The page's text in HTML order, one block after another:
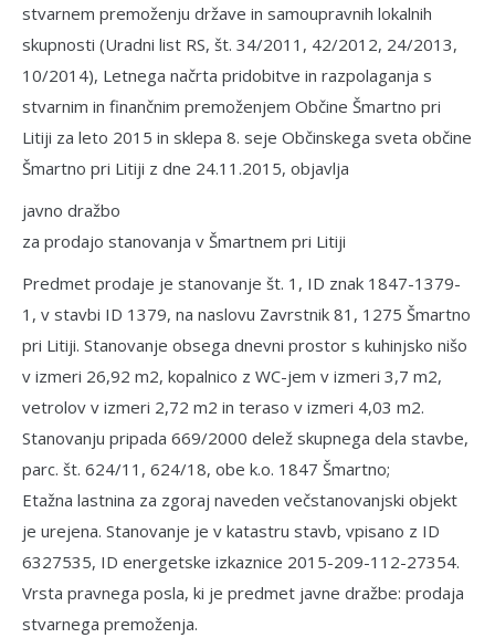
stvarnem premoženju države in samoupravnih lokalnih
skupnosti (Uradni list RS, št. 34/2011, 42/2012, 24/2013,
10/2014), Letnega načrta pridobitve in razpolaganja s
stvarnim in finančnim premože­njem Občine Šmartno pri
Litiji za leto 2015 in sklepa 8. seje Občinskega sveta občine
Šmartno pri Litiji z dne 24.11.2015, objavlja
javno dražbo
za prodajo stanovanja v Šmartnem pri Litiji
Predmet prodaje je stanovanje št. 1, ID znak 1847-1379-
1, v stavbi ID 1379, na naslovu Zavrstnik 81, 1275 Šmartno
pri Litiji. Stanovanje obsega dnevni prostor s kuhinjsko nišo
v izmeri 26,92 m2, kopalnico z WC-jem v izmeri 3,7 m2,
vetrolov v izmeri 2,72 m2 in teraso v izmeri 4,03 m2.
Stanovanju pripada 669/2000 delež skupnega dela stavbe,
parc. št. 624/11, 624/18, obe k.o. 1847 Šmartno;
Etažna lastnina za zgoraj naveden večsta­novanjski objekt
je urejena. Stanovanje je v katastru stavb, vpisano z ID
6327535, ID energetske izkaznice 2015-209-112-27354.
Vrsta pravnega posla, ki je predmet javne dražbe: prodaja
stvarnega premože­nja.